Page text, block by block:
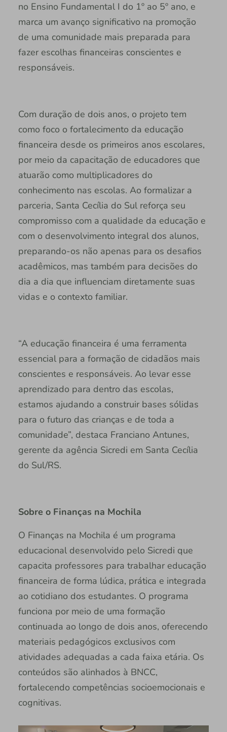
no Ensino Fundamental I do 1º ao 5º ano, e
marca um avanço significativo na promoção
de uma comunidade mais preparada para
fazer escolhas financeiras conscientes e
responsáveis.
Com duração de dois anos, o projeto tem
como foco o fortalecimento da educação
financeira desde os primeiros anos escolares,
por meio da capacitação de educadores que
atuarão como multiplicadores do
conhecimento nas escolas. Ao formalizar a
parceria, Santa Cecília do Sul reforça seu
compromisso com a qualidade da educação e
com o desenvolvimento integral dos alunos,
preparando-os não apenas para os desafios
acadêmicos, mas também para decisões do
dia a dia que influenciam diretamente suas
vidas e o contexto familiar.
“A educação financeira é uma ferramenta
essencial para a formação de cidadãos mais
conscientes e responsáveis. Ao levar esse
aprendizado para dentro das escolas,
estamos ajudando a construir bases sólidas
para o futuro das crianças e de toda a
comunidade”, destaca Franciano Antunes,
gerente da agência Sicredi em Santa Cecília
do Sul/RS.
Sobre o Finanças na Mochila
O Finanças na Mochila é um programa
educacional desenvolvido pelo Sicredi que
capacita professores para trabalhar educação
financeira de forma lúdica, prática e integrada
ao cotidiano dos estudantes. O programa
funciona por meio de uma formação
continuada ao longo de dois anos, oferecendo
materiais pedagógicos exclusivos com
atividades adequadas a cada faixa etária. Os
conteúdos são alinhados à BNCC,
fortalecendo competências socioemocionais e
cognitivas.